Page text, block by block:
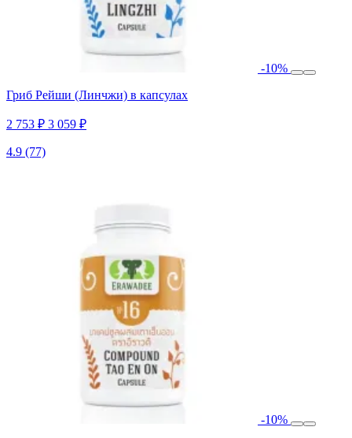
-10%
Гриб Рейши (Линчжи) в капсулах
2 753 ₽ 3 059 ₽
4.9 (77)
-10%